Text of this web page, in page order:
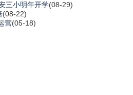
三小明年开学(08-29)
(08-22)
营(05-18)